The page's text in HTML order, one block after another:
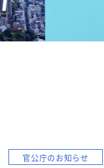
官公庁のお知らせ